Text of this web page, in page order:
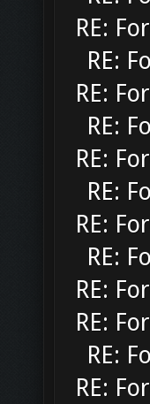
RE:
RE:
RE:
RE:
RE:
RE:
RE:
RE:
RE:
RE:
RE:
RE: